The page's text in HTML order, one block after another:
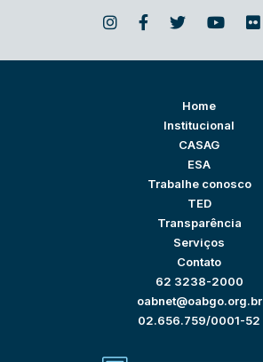
Home
Institucional
CASAG
ESA
Trabalhe conosco
TED
Transparência
Serviços
Contato
62 3238-2000
oabnet@oabgo.org.br
02.656.759/0001-52